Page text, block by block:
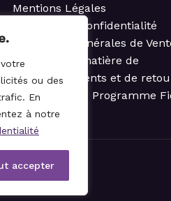
ou des
En
à notre
accepter
Mentions Légales
Politique de confidentialité
Conditions Générales de
Politique en matière de
remboursements et de
Règlement du Programme